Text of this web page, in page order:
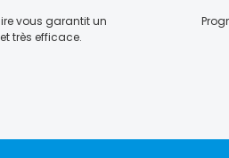
vous garantit un
très efficace.